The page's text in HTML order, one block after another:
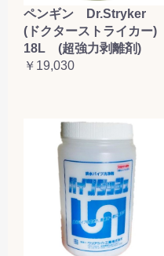
ペンギン Dr.Stryker
(ドクターストライカー)
18L (超強力剥離剤)
￥19,030